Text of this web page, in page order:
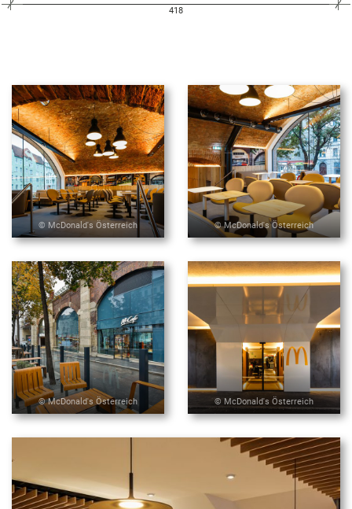
418
© McDonald's Österreich © McDonald's Österreich
© McDonald's Österreich © McDonald's Österreich